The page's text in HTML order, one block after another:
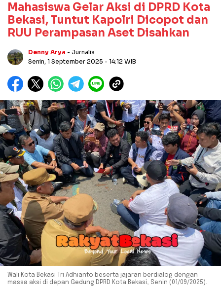
Mahasiswa Gelar Aksi di DPRD Kota
Bekasi, Tuntut Kapolri Dicopot dan
RUU Perampasan Aset Disahkan
Denny Arya - Jurnalis
Senin, 1 September 2025 - 14:12 WIB
Wali Kota Bekasi Tri Adhianto beserta jajaran berdialog dengan
massa aksi di depan Gedung DPRD Kota Bekasi, Senin (01/09/2025).